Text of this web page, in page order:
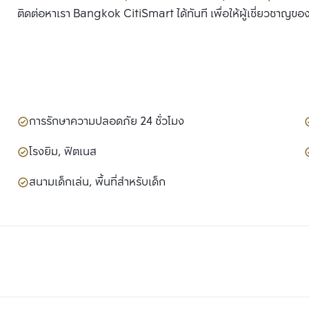
ติดต่อหาเรา Bangkok CitiSmart ได้ทันที เพื่อให้ผู้เชี่ยวชาญขอ
การรักษาความปลอดภัย 24 ชั่วโมง
โรงยิม, ฟิตเนส
สนามเด็กเล่น, พื้นที่สำหรับเด็ก